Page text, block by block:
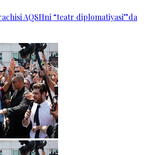
AQSHni “teatr diplomatiyasi”da